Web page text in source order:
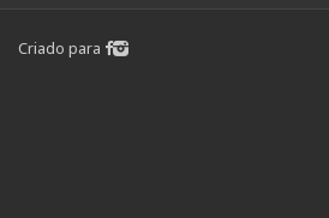
Criado para